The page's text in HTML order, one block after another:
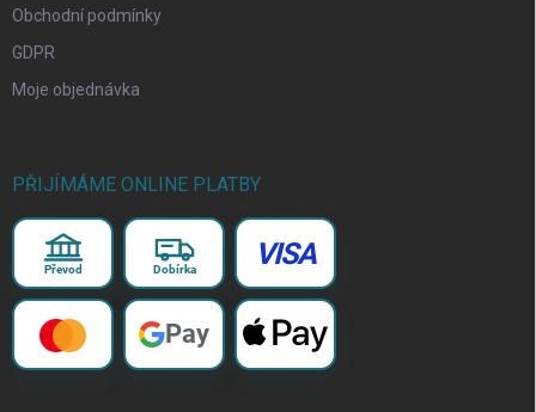
Obchodní podmínky
GDPR
Moje objednávka
PŘIJÍMÁME ONLINE PLATBY
Převod Dobírka VISA
Pay